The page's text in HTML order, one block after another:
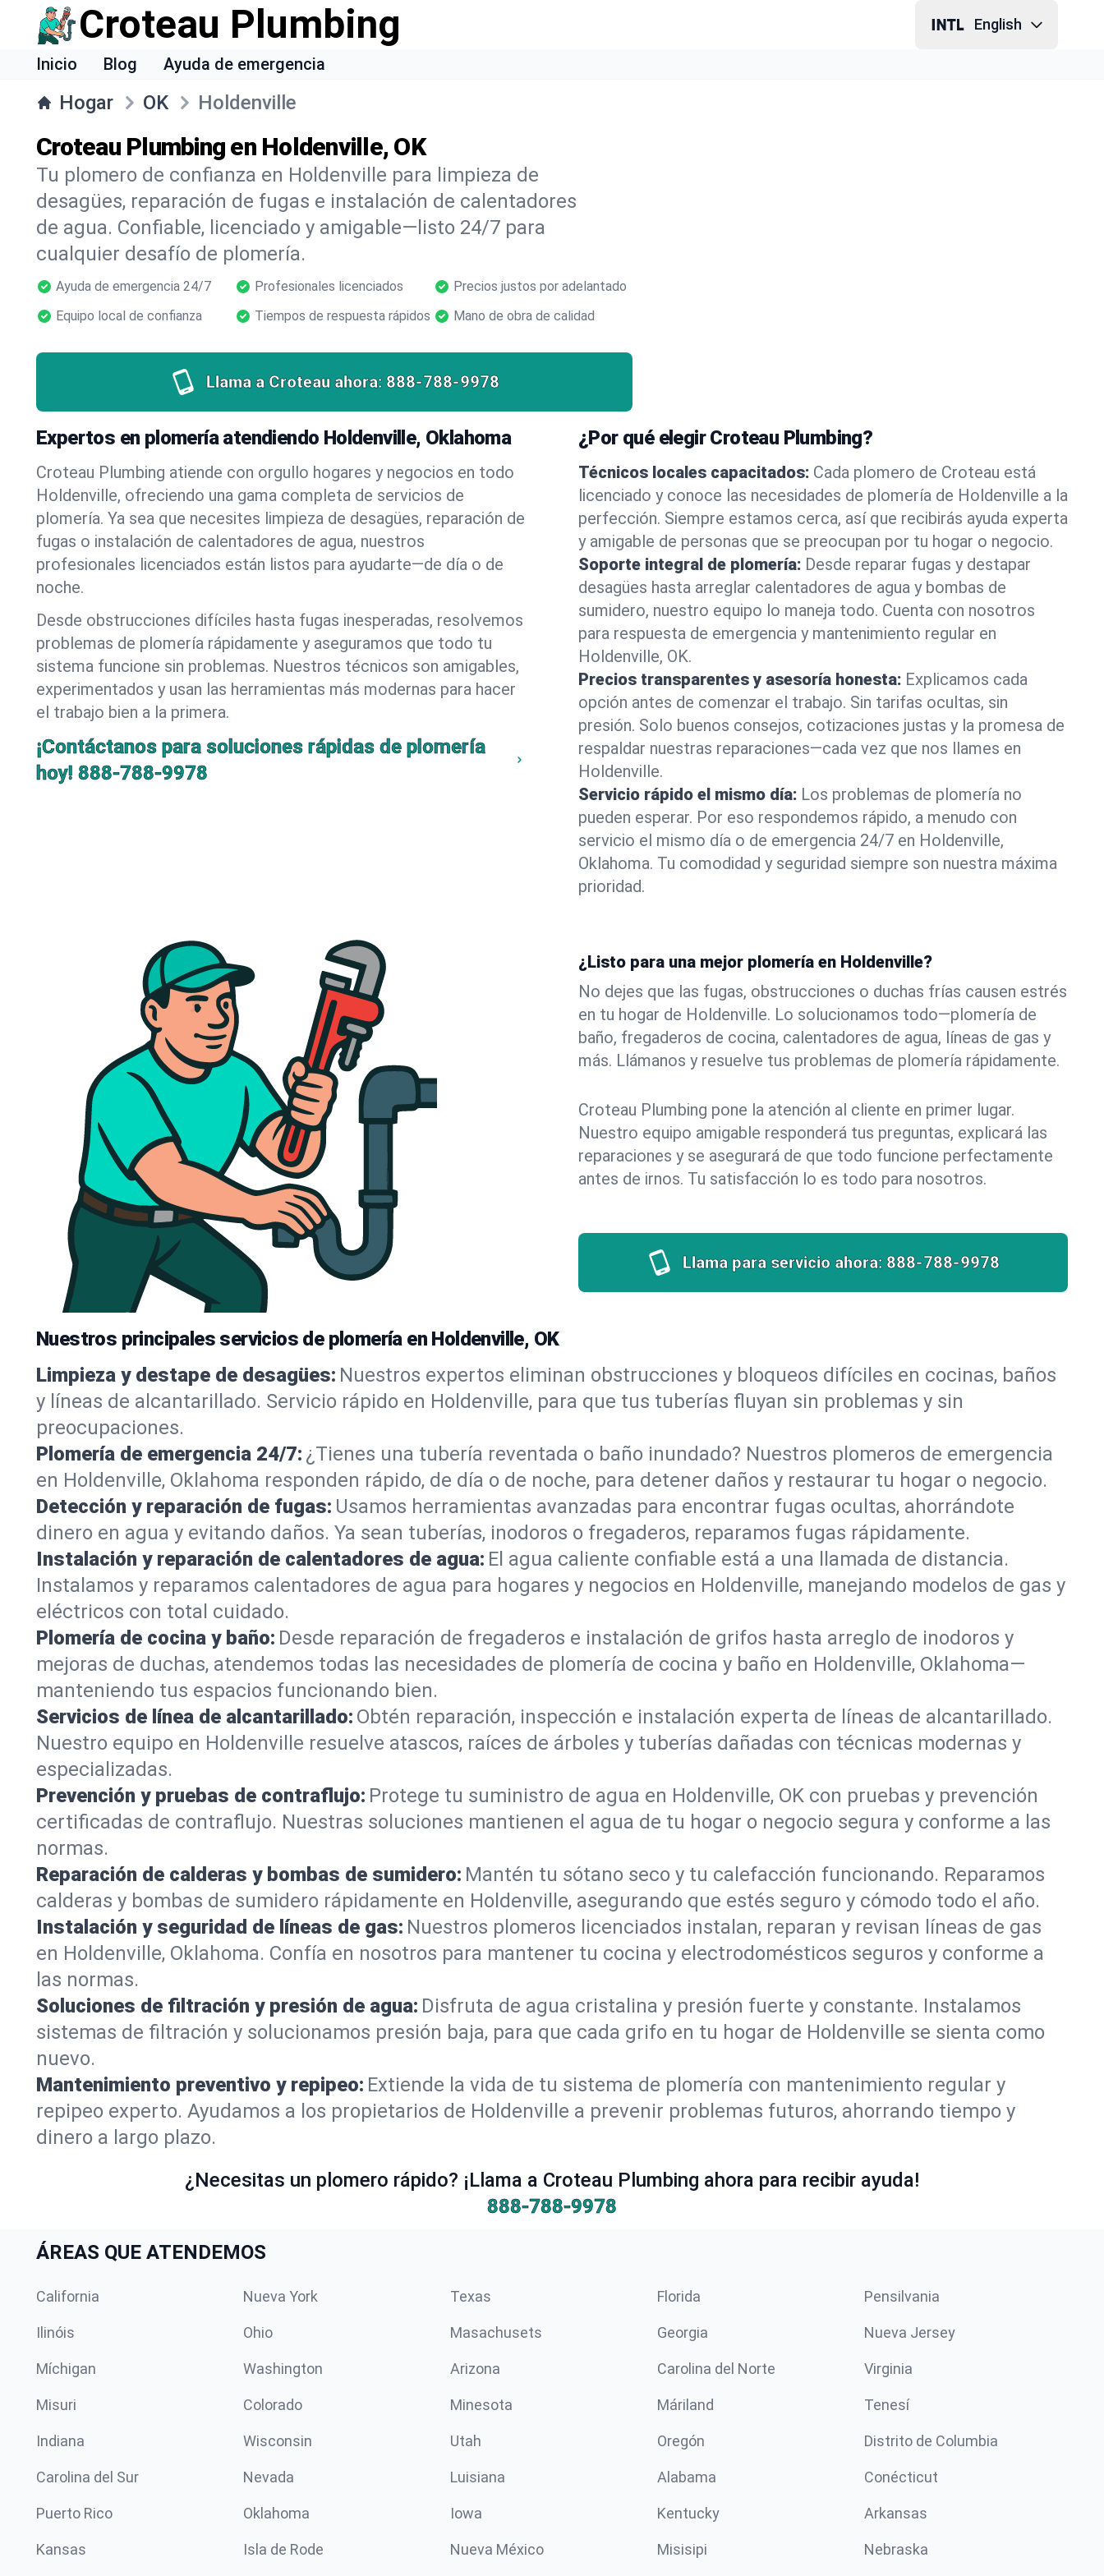
Croteau Plumbing English
Inicio Blog Ayuda de emergencia
Hogar OK Holdenville
Croteau Plumbing en Holdenville, OK
Tu plomero de confianza en Holdenville para limpieza de
desagües, reparación de fugas e instalación de calentadores
de agua. Confiable, licenciado y amigable—listo 24/7 para
cualquier desafío de plomería.
Ayuda de emergencia 24/7 Profesionales licenciados
Precios justos por adelantado
Equipo local de confianza
Tiempos de respuesta rápidos Mano de obra de calidad
Llama a Croteau ahora: 888-788-9978
Expertos en plomería atendiendo Holdenville, Oklahoma
Croteau Plumbing atiende con orgullo hogares y negocios en todo
Holdenville, ofreciendo una gama completa de servicios de
plomería. Ya sea que necesites limpieza de desagües, reparación de
fugas o instalación de calentadores de agua, nuestros
profesionales licenciados están listos para ayudarte—de día o de
noche.
Desde obstrucciones difíciles hasta fugas inesperadas, resolvemos
problemas de plomería rápidamente y aseguramos que todo tu
sistema funcione sin problemas. Nuestros técnicos son amigables,
experimentados y usan las herramientas más modernas para hacer
el trabajo bien a la primera.
¡Contáctanos para soluciones rápidas de plomería
hoy! 888-788-9978
¿Por qué elegir Croteau Plumbing?
Técnicos locales capacitados: Cada plomero de Croteau está
licenciado y conoce las necesidades de plomería de Holdenville a la
perfección. Siempre estamos cerca, así que recibirás ayuda experta
y amigable de personas que se preocupan por tu hogar o negocio.
Soporte integral de plomería: Desde reparar fugas y destapar
desagües hasta arreglar calentadores de agua y bombas de
sumidero, nuestro equipo lo maneja todo. Cuenta con nosotros
para respuesta de emergencia y mantenimiento regular en
Holdenville, OK.
Precios transparentes y asesoría honesta: Explicamos cada
opción antes de comenzar el trabajo. Sin tarifas ocultas, sin
presión. Solo buenos consejos, cotizaciones justas y la promesa de
respaldar nuestras reparaciones—cada vez que nos llames en
Holdenville.
Servicio rápido el mismo día: Los problemas de plomería no
pueden esperar. Por eso respondemos rápido, a menudo con
servicio el mismo día o de emergencia 24/7 en Holdenville,
Oklahoma. Tu comodidad y seguridad siempre son nuestra máxima
prioridad.
¿Listo para una mejor plomería en Holdenville?
No dejes que las fugas, obstrucciones o duchas frías causen estrés
en tu hogar de Holdenville. Lo solucionamos todo—plomería de
baño, fregaderos de cocina, calentadores de agua, líneas de gas y
más. Llámanos y resuelve tus problemas de plomería rápidamente.
Croteau Plumbing pone la atención al cliente en primer lugar.
Nuestro equipo amigable responderá tus preguntas, explicará las
reparaciones y se asegurará de que todo funcione perfectamente
antes de irnos. Tu satisfacción lo es todo para nosotros.
Llama para servicio ahora: 888-788-9978
Nuestros principales servicios de plomería en Holdenville, OK
Limpieza y destape de desagües: Nuestros expertos eliminan obstrucciones y bloqueos difíciles en cocinas, baños
y líneas de alcantarillado. Servicio rápido en Holdenville, para que tus tuberías fluyan sin problemas y sin
preocupaciones.
Plomería de emergencia 24/7: ¿Tienes una tubería reventada o baño inundado? Nuestros plomeros de emergencia
en Holdenville, Oklahoma responden rápido, de día o de noche, para detener daños y restaurar tu hogar o negocio.
Detección y reparación de fugas: Usamos herramientas avanzadas para encontrar fugas ocultas, ahorrándote
dinero en agua y evitando daños. Ya sean tuberías, inodoros o fregaderos, reparamos fugas rápidamente.
Instalación y reparación de calentadores de agua: El agua caliente confiable está a una llamada de distancia.
Instalamos y reparamos calentadores de agua para hogares y negocios en Holdenville, manejando modelos de gas y
eléctricos con total cuidado.
Plomería de cocina y baño: Desde reparación de fregaderos e instalación de grifos hasta arreglo de inodoros y
mejoras de duchas, atendemos todas las necesidades de plomería de cocina y baño en Holdenville, Oklahoma—
manteniendo tus espacios funcionando bien.
Servicios de línea de alcantarillado: Obtén reparación, inspección e instalación experta de líneas de alcantarillado.
Nuestro equipo en Holdenville resuelve atascos, raíces de árboles y tuberías dañadas con técnicas modernas y
especializadas.
Prevención y pruebas de contraflujo: Protege tu suministro de agua en Holdenville, OK con pruebas y prevención
certificadas de contraflujo. Nuestras soluciones mantienen el agua de tu hogar o negocio segura y conforme a las
normas.
Reparación de calderas y bombas de sumidero: Mantén tu sótano seco y tu calefacción funcionando. Reparamos
calderas y bombas de sumidero rápidamente en Holdenville, asegurando que estés seguro y cómodo todo el año.
Instalación y seguridad de líneas de gas: Nuestros plomeros licenciados instalan, reparan y revisan líneas de gas
en Holdenville, Oklahoma. Confía en nosotros para mantener tu cocina y electrodomésticos seguros y conforme a
las normas.
Soluciones de filtración y presión de agua: Disfruta de agua cristalina y presión fuerte y constante. Instalamos
sistemas de filtración y solucionamos presión baja, para que cada grifo en tu hogar de Holdenville se sienta como
nuevo.
Mantenimiento preventivo y repipeo: Extiende la vida de tu sistema de plomería con mantenimiento regular y
repipeo experto. Ayudamos a los propietarios de Holdenville a prevenir problemas futuros, ahorrando tiempo y
dinero a largo plazo.
¿Necesitas un plomero rápido? ¡Llama a Croteau Plumbing ahora para recibir ayuda!
888-788-9978
ÁREAS QUE ATENDEMOS
California Nueva York Texas Florida Pensilvania
Ilinóis Ohio Masachusets Georgia Nueva Jersey
Míchigan Washington Arizona Carolina del Norte Virginia
Misuri Colorado Minesota Máriland Tenesí
Indiana Wisconsin Utah Oregón Distrito de Columbia
Carolina del Sur Nevada Luisiana Alabama Conécticut
Puerto Rico Oklahoma Iowa Kentucky Arkansas
Kansas Isla de Rode Nueva México Misisipi Nebraska